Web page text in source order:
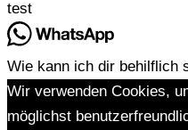
test
Wie kann ich dir behilflich
Wir verwenden Cookies,
möglichst